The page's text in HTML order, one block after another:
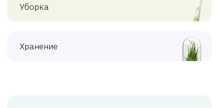
Уборка
Хранение